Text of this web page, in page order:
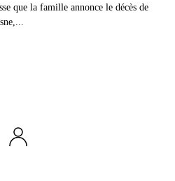
que la famille annonce le décès de